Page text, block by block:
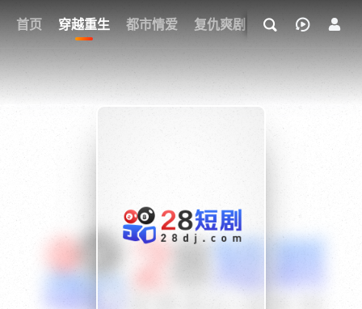
首页 穿越重生 都市情爱 复仇爽剧 玄幻武侠 奇幻
我的观影记录